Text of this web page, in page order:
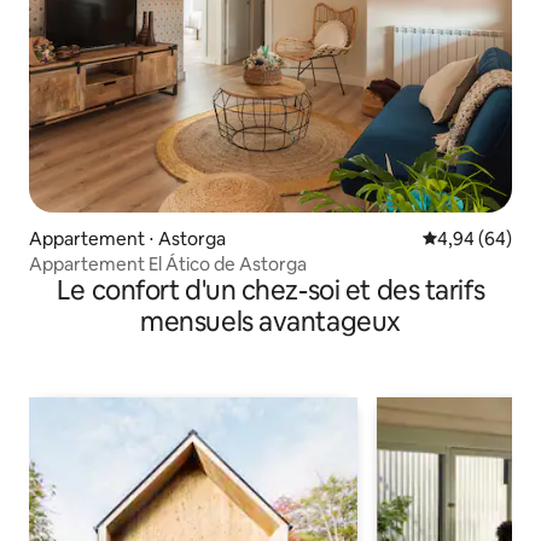
Appartement ⋅ Astorga Évaluation
4,94 (64)
Appartement El Ático de Astorga
Le confort d'un chez-soi et des tarifs
mensuels avantageux